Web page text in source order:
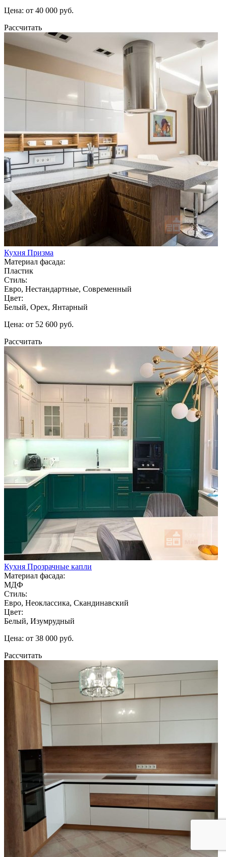
Цена: от 40 000 руб.
Рассчитать
Кухня Призма
Материал фасада:
Пластик
Стиль:
Евро, Нестандартные, Современный
Цвет:
Белый, Орех, Янтарный
Цена: от 52 600 руб.
Рассчитать
Кухня Прозрачные капли
Материал фасада:
МДФ
Стиль:
Евро, Неоклассика, Скандинавский
Цвет:
Белый, Изумрудный
Цена: от 38 000 руб.
Рассчитать